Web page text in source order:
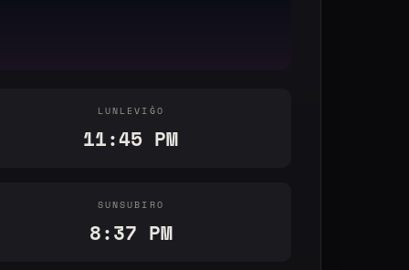
LUNLEVIĜO
11:45 PM
SUNSUBIRO
8:37 PM